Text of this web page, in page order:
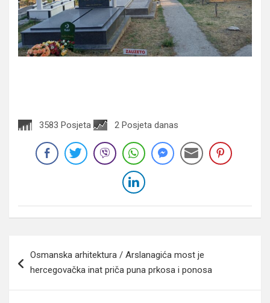
3583 Posjeta 2 Posjeta danas
članaka
Osmanska arhitektura / Arslanagića most je
hercegovačka inat priča puna prkosa i ponosa